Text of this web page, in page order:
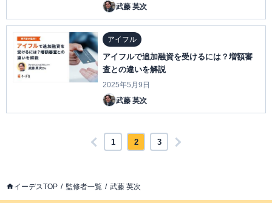
武藤 英次
アイフル
アイフルで追加融資を受けるには？増額審
査との違いを解説
2025年5月9日
武藤 英次
1 2 3
イーデスTOP 監修者一覧 武藤 英次